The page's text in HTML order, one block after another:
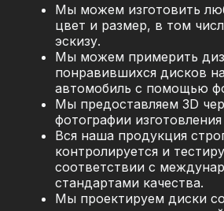
Мы можем изготовить
цвет и размер, в том
эскизу.
Мы можем примерить
понравившихся дисков
автомобиль с помощью
Мы предоставляем 3D
фотографии
Вся наша продукция
контролируется и
соответствии с
стандартами качества.
Мы проектируем диски